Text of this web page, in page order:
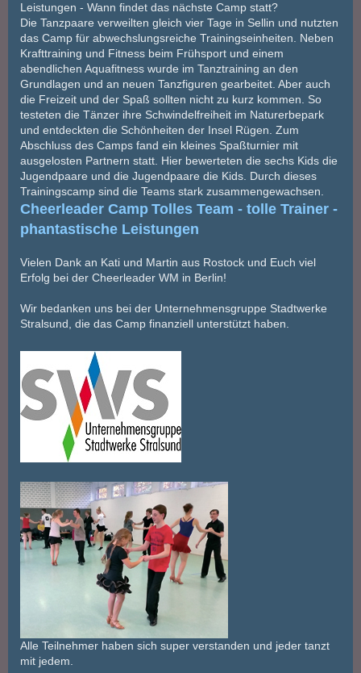
Leistungen - Wann findet das nächste Camp statt?
Die Tanzpaare verweilten gleich vier Tage in Sellin und nutzten
das Camp für abwechslungsreiche Trainingseinheiten. Neben
Krafttraining und Fitness beim Frühsport und einem
abendlichen Aquafitness wurde im Tanztraining an den
Grundlagen und an neuen Tanzfiguren gearbeitet. Aber auch
die Freizeit und der Spaß sollten nicht zu kurz kommen. So
testeten die Tänzer ihre Schwindelfreiheit im Naturerbepark
und entdeckten die Schönheiten der Insel Rügen. Zum
Abschluss des Camps fand ein kleines Spaßturnier mit
ausgelosten Partnern statt. Hier bewerteten die sechs Kids die
Jugendpaare und die Jugendpaare die Kids. Durch dieses
Trainingscamp sind die Teams stark zusammengewachsen.
Cheerleader Camp Tolles Team - tolle Trainer -
phantastische Leistungen
Vielen Dank an Kati und Martin aus Rostock und Euch viel
Erfolg bei der Cheerleader WM in Berlin!
Wir bedanken uns bei der Unternehmensgruppe Stadtwerke
Stralsund, die das Camp finanziell unterstützt haben.
Alle Teilnehmer haben sich super verstanden und jeder tanzt
mit jedem.